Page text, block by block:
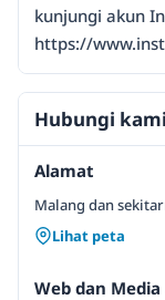
kunjungi akun
https://
Hubungi kami
Alamat
Malang dan
Lihat peta
Web dan Media